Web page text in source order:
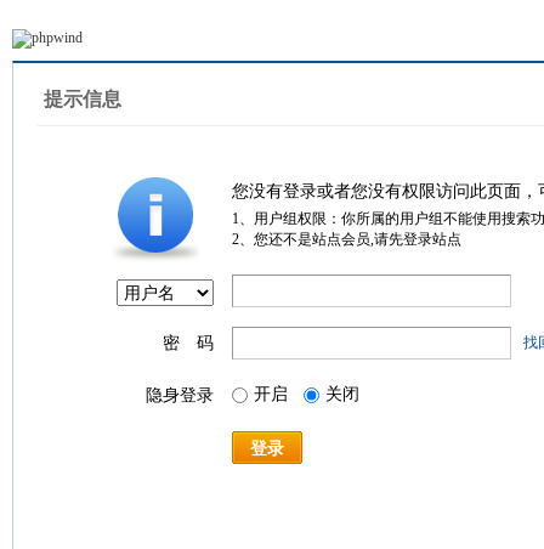
提示信息
您没有登录或者您没有权限访问此页面
1、用户组权限：你所属的用户组不能使用搜索
2、您还不是站点会员,请先登录站点
密 码 找
隐身登录 开启 关闭
登录